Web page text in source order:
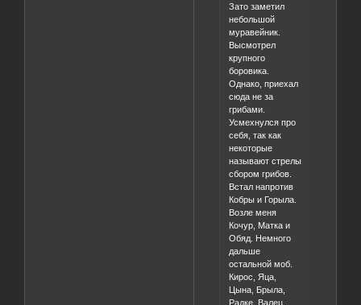
Зато заметил
небольшой
муравейник.
Высмотрел
крупного
боровика.
Однако, приехал
сюда не за
грибами.
Усмехнулся про
себя, так как
некоторые
называют стрелы
сбором грибов.
Встал напротив
Кобры и Горыла.
Возле меня
Кочур, Матка и
Обяд. Немного
дальше
остальной моб.
Кирос, Яца,
Цына, Брыла,
Радке, Валец,